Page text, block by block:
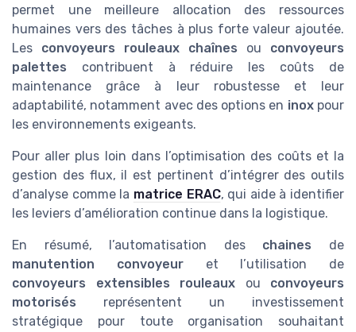
permet une meilleure allocation des ressources
humaines vers des tâches à plus forte valeur ajoutée.
Les convoyeurs rouleaux chaînes ou convoyeurs
palettes contribuent à réduire les coûts de
maintenance grâce à leur robustesse et leur
adaptabilité, notamment avec des options en inoxpour
les environnements exigeants.
Pour aller plus loin dans l’optimisation des coûts et la
gestion des flux, il est pertinent d’intégrer des outils
d’analyse comme la matrice ERAC, qui aide à identifier
les leviers d’amélioration continue dans la logistique.
En résumé, l’automatisation des chaines de
manutention convoyeuret l’utilisation de
convoyeurs extensibles rouleaux ou convoyeurs
motorisés représentent un investissement
stratégique pour toute organisation souhaitant